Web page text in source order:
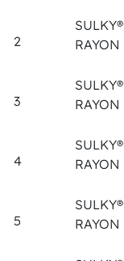
2
SULKY®
RAYON
3
SULKY®
RAYON
4
SULKY®
RAYON
5
SULKY®
RAYON